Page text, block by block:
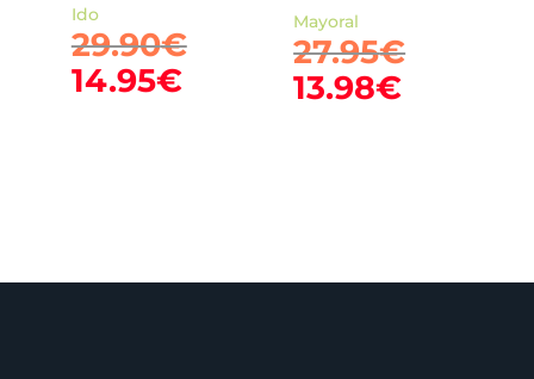
Ido
29.90€Il
prezzo
originale
14.95€Il
Mayoral
27.95€Il
13.98€Il